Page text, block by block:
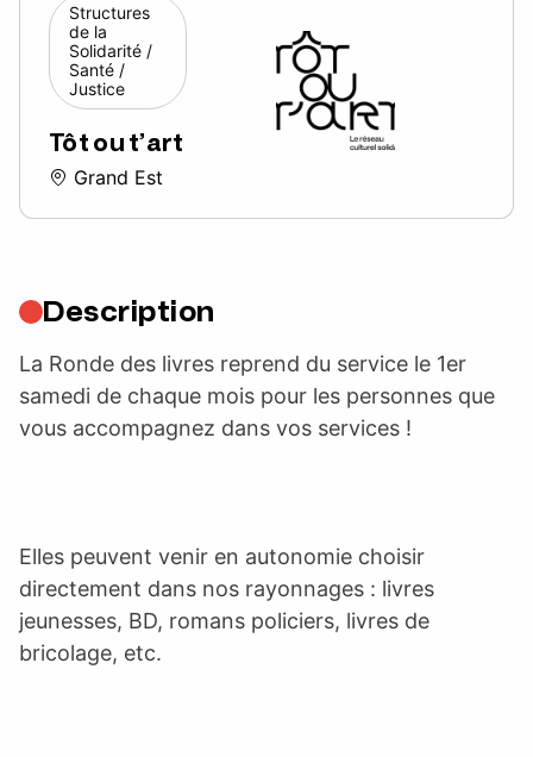
Structures
de la
Solidarité /
Santé /
Justice
Tôt ou t’art
Grand Est
Description
La Ronde des livres reprend du service le 1er
samedi de chaque mois pour les personnes que
vous accompagnez dans vos services !
Elles peuvent venir en autonomie choisir
directement dans nos rayonnages : livres
jeunesses, BD, romans policiers, livres de
bricolage, etc.